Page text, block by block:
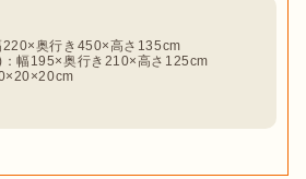
220×奥行き450×高さ135cm
：幅195×奥行き210×高さ125cm